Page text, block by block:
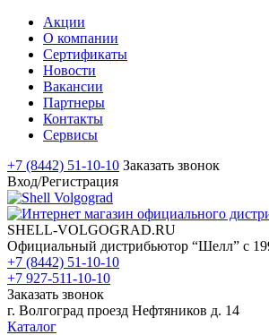
Акции
О компании
Сертификаты
Новости
Вакансии
Партнеры
Контакты
Сервисы
+7 (8442) 51-10-10 Заказать звонок
Вход/Регистрация
SHELL-VOLGOGRAD.RU
Официальный дистрибьютор “Шелл” с
+7 (8442) 51-10-10
+7 927-511-10-10
Заказать звонок
г. Волгоград проезд Нефтяников д. 14
Каталог